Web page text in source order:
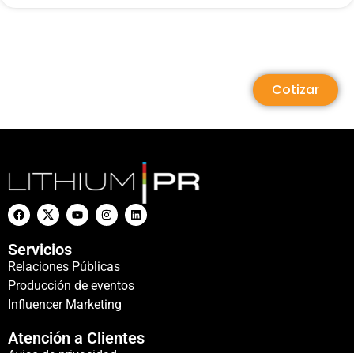
Cotizar
Servicios
Relaciones Públicas
Producción de eventos
Influencer Marketing
Atención a Clientes